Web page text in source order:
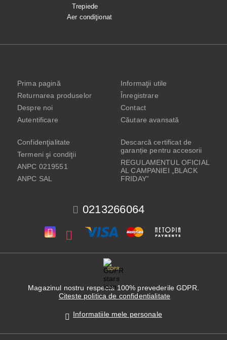
Trepiede
Aer condiţionat
0213266064
Prima pagină
Returnarea produselor
Despre noi
Autentificare
Informaţii utile
Înregistrare
Contact
Căutare avansată
Confidenţialitate
Termeni şi condiţii
ANPC 0219551
ANPC SAL
Descarcă certificat de
garanție pentru accesorii
REGULAMENTUL OFICIAL
AL CAMPANIEI „BLACK
FRIDAY”
GDPR
Magazinul nostru respecta 100% prevederile GDPR.
Citeste politica de confidentialitate
Informatiile mele personale